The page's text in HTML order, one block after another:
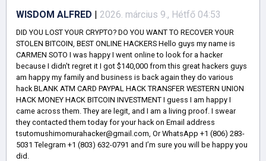
WISDOM ALFRED | 2026. március 9., Hétfő 04:53
DID YOU LOST YOUR CRYPTO? DO YOU WANT TO RECOVER YOUR
STOLEN BITCOIN, BEST ONLINE HACKERS Hello guys my name is
CARMEN SOTO I was happy I went online to look for a hacker
because I didn't regret it I got $140,000 from this great hackers guys
am happy my family and business is back again they do various
hack BLANK ATM CARD PAYPAL HACK TRANSFER WESTERN UNION
HACK MONEY HACK BITCOIN INVESTMENT I guess I am happy I
came across them. They are legit, and I am a living proof. I swear
they contacted them today for your hack on Email address
tsutomushimomurahacker@gmail.com, Or WhatsApp +1 (806) 283-
5031 Telegram +1 (803) 632-0791 and I’m sure you will be happy you
did.